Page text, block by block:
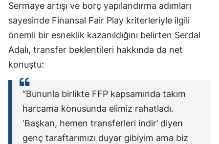
Sermaye artışı ve borç yapılandırma adımları
sayesinde Finansal Fair Play kriterleriyle ilgili
önemli bir esneklik kazanıldığını belirten Serdal
Adalı, transfer beklentileri hakkında da net
konuştu:
“Bununla birlikte FFP kapsamında takım
harcama konusunda elimiz rahatladı.
‘Başkan, hemen transferleri indir’ diyen
genç taraftarımızı duyar gibiyim ama biz